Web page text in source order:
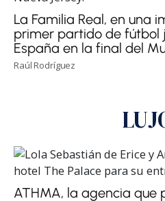
La Familia Real, en una
primer partido de fútbol
España en la final del
Raúl Rodríguez
ATHMA, la agencia que